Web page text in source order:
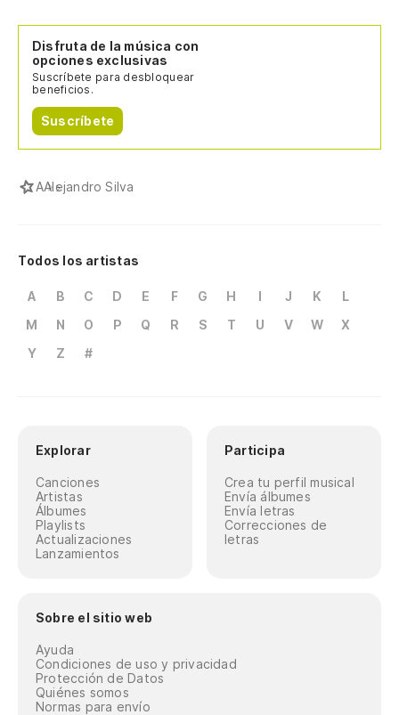
Disfruta de la música con
opciones exclusivas
Suscríbete para desbloquear
beneficios.
Suscríbete
AAlejandro Silva
Todos los artistas
A B C D E F G H I J K
L
M
N O P Q R S T U V W
X
Y
Z #
Explorar
Canciones
Artistas
Álbumes
Playlists
Actualizaciones
Lanzamientos
Participa
Crea tu perfil musical
Envía álbumes
Envía letras
Correcciones de
letras
Sobre el sitio web
Ayuda
Condiciones de uso y privacidad
Protección de Datos
Quiénes somos
Normas para envío